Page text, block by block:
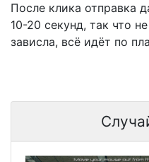
После клика отправка
10-20 секунд, так что
зависла, всё идёт по